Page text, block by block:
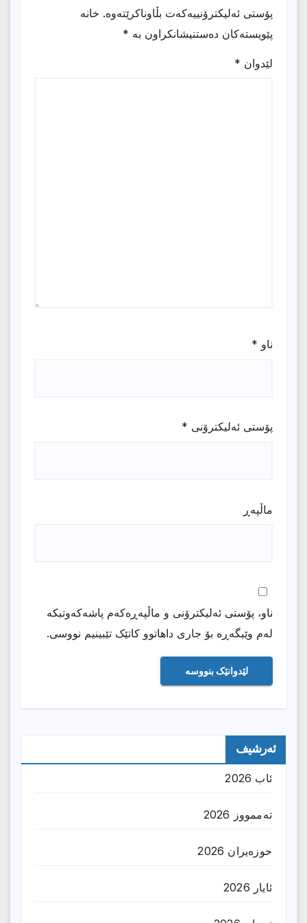
پۆستی ئەلیکترۆنییەکەت بڵاوناکرێتەوە. خانە
پێویستەکان دەستنیشانکراون بە *
لێدوان *
ناو *
پۆستی ئەلیکترۆنی *
ماڵپه‌ڕ
ناو، پۆستی ئەلیکترۆنی و ماڵپەڕەکەم پاشەکەوتبکە
لەم وێبگەڕە بۆ جاری داهاتوو کاتێک تێبینیم نووسی.
ئەرشیف
ئاب 2026
تەممووز 2026
حوزه‌یران 2026
ئایار 2026